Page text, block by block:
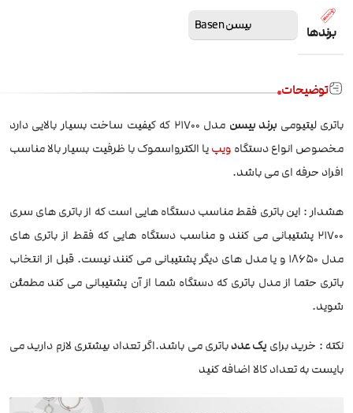
برندها بیسن Basen
توضیحات
باتری لیتیومی برند بیسن
مدل 21700 که کیفیت ساخت بسیار بالایی دارد
مخصوص انواع دستگاه ویپیا الکترواسموک با ظرفیت بسیار بالا مناسب
افراد حرفه ای می باشد.
هشدار : این باتری فقط مناسب دستگاه هایی است که از باتری های سری
21700 پشتیبانی می کنند و مناسب دستگاه هایی که فقط از باتری های
مدل 18650 و یا مدل های دیگر پشتیبانی می کنند نیست. قبل از انتخاب
باتری حتما از مدل باتری که دستگاه شما از آن پشتیبانی می کند مطمئن
شوید.
نکته : خرید برای یک عددباتری می باشد.اگر تعداد بیشتری لازم دارید می
بایست به تعداد کالا اضافه کنید